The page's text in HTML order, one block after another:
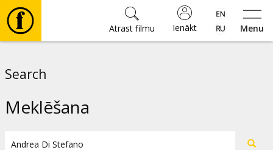
Menu
Ienākt
Atrast filmu
Search
Meklēšana